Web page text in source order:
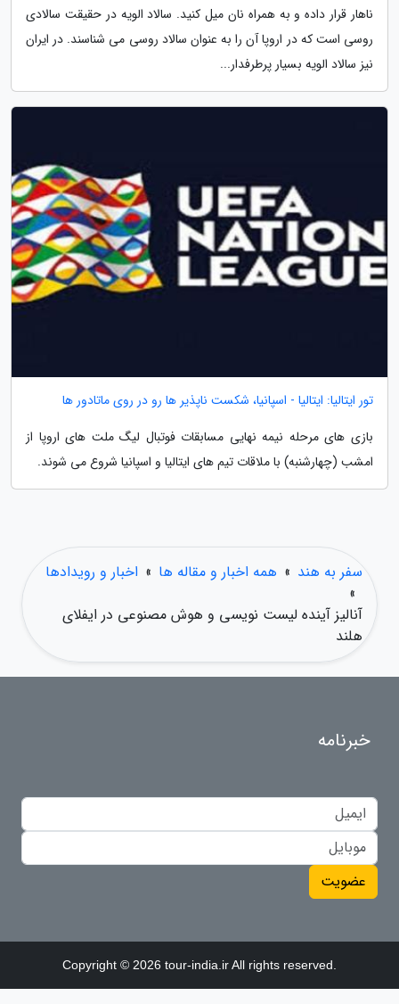
ناهار قرار داده و به همراه نان میل کنید. سالاد الویه در حقیقت سالادی
روسی است که در اروپا آن را به عنوان سالاد روسی می شناسند. در ایران
نیز سالاد الویه بسیار پرطرفدار...
تور ایتالیا: ایتالیا - اسپانیا، شکست ناپذیر ها رو در روی ماتادور ها
بازی های مرحله نیمه نهایی مسابقات فوتبال لیگ ملت های اروپا از
امشب (چهارشنبه) با ملاقات تیم های ایتالیا و اسپانیا شروع می شوند.
سفر به هند » همه اخبار و مقاله ها » اخبار و رویدادها
»
آنالیز آینده لیست نویسی و هوش مصنوعی در ایفلای
هلند
خبرنامه
عضویت
Copyright © 2026 tour-india.ir All rights reserved.